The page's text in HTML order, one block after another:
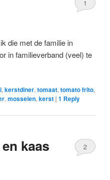
1
die met de familie in
in familieverband (veel) te
, kerstdiner, tomaat, tomato frito,
, mosselen, kerst | 1 Reply
kaas 2